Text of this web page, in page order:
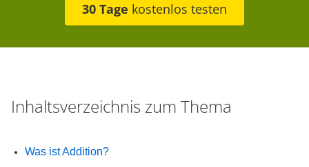
30 Tage kostenlos testen
Inhaltsverzeichnis zum Thema
Was ist Addition?